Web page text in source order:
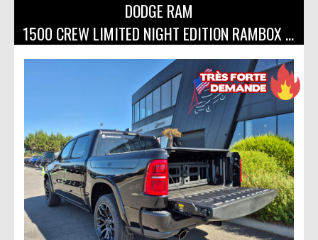
DODGE RAM
1500 CREW LIMITED NIGHT EDITION RAMBOX V8 5,7L